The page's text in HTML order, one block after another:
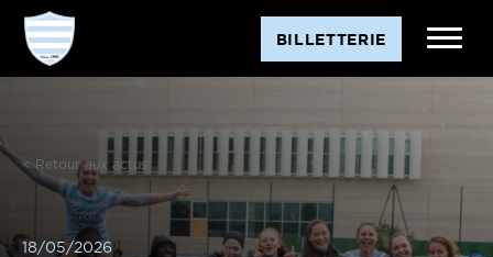
BILLETTERIE
< Retour aux actus
18/05/2026